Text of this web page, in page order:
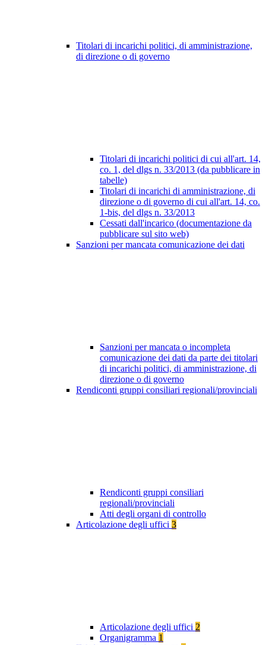
Titolari di incarichi politici, di amministrazione,
di direzione o di governo
Titolari di incarichi politici di cui all'art. 14,
co. 1, del dlgs n. 33/2013 (da pubblicare in
tabelle)
Titolari di incarichi di amministrazione, di
direzione o di governo di cui all'art. 14, co.
1-bis, del dlgs n. 33/2013
Cessati dall'incarico (documentazione da
pubblicare sul sito web)
Sanzioni per mancata comunicazione dei dati
Sanzioni per mancata o incompleta
comunicazione dei dati da parte dei titolari
di incarichi politici, di amministrazione, di
direzione o di governo
Rendiconti gruppi consiliari regionali/provinciali
Rendiconti gruppi consiliari
regionali/provinciali
Atti degli organi di controllo
Articolazione degli uffici 3
Articolazione degli uffici 2
Organigramma 1